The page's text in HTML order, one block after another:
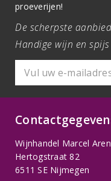
proeverijen!
De scherpste
Handige wijn en
Wijnhandel Marcel
Hertogstraat 82
6511 SE Nijmegen